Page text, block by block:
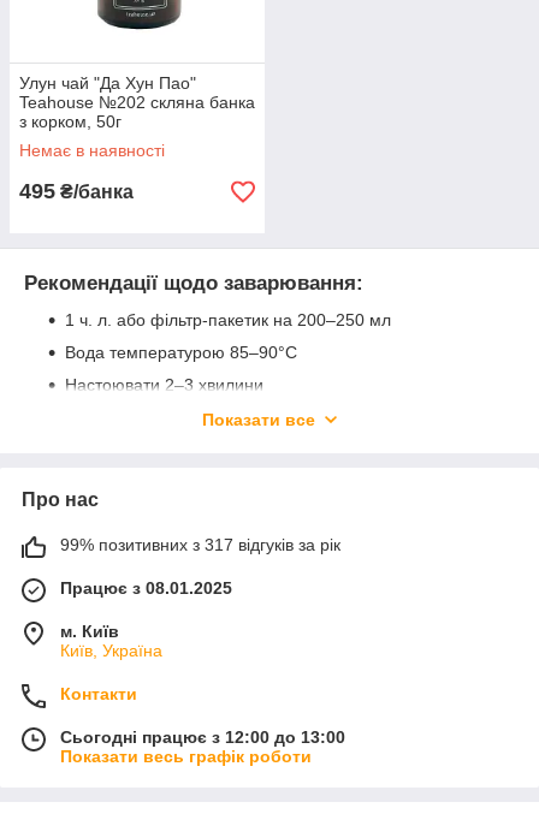
Улун чай "Да Хун Пао"
Teahouse №202 скляна банка
з корком, 50г
Немає в наявності
495 ₴/банка
Рекомендації щодо заварювання:
1 ч. л. або фільтр-пакетик на 200–250 мл
Вода температурою 85–90°C
Настоювати 2–3 хвилини
Можна заварювати повторно (до 3 разів)
Цей чай створено для моментів, коли хочеться відчути
ненав’язливий. Ідеальний для ранку, паузи або вечора без
кофеїнового перевантаження.
Замовляйте улун TEAHOUSE з доставкою по Україні —
гуртом і вроздріб.
Показати все
Про нас
99% позитивних з 317 відгуків за рік
Працює з 08.01.2025
м. Київ
Київ, Україна
Контакти
Сьогодні працює з 12:00 до 13:00
Показати весь графік роботи